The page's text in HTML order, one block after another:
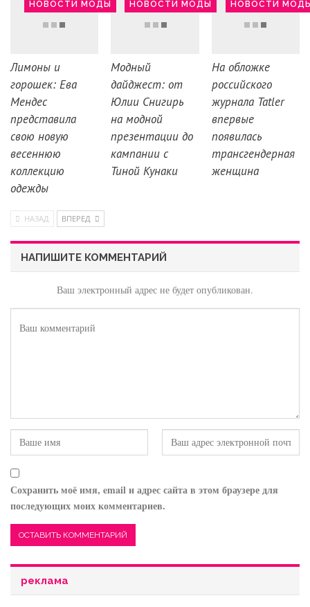
НОВОСТИ МОДЫ
Лимоны и
горошек: Ева
Мендес
представила
свою новую
весеннюю
коллекцию
одежды
НОВОСТИ МОДЫ
Модный
дайджест: от
Юлии Снигирь
на модной
презентации до
кампании с
Тиной Кунаки
НОВОСТИ
На обложке
российского
журнала Tatler
впервые
появилась
трансгендерная
женщина
НАЗАД ВПЕРЕД
НАПИШИТЕ КОММЕНТАРИЙ
Ваш электронный адрес не будет опубликован.
Сохранить моё имя, email и адрес сайта в этом браузере для
последующих моих комментариев.
реклама